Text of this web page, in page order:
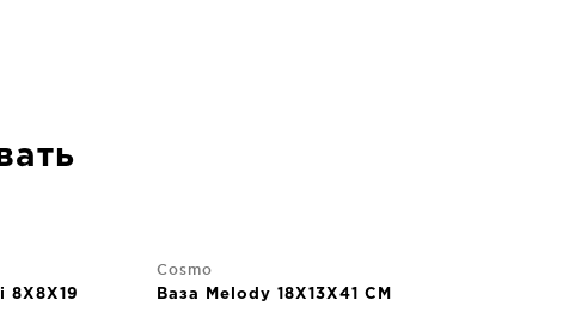
8X8X19
Cosmo
Ваза Melody 18X13X41 CM